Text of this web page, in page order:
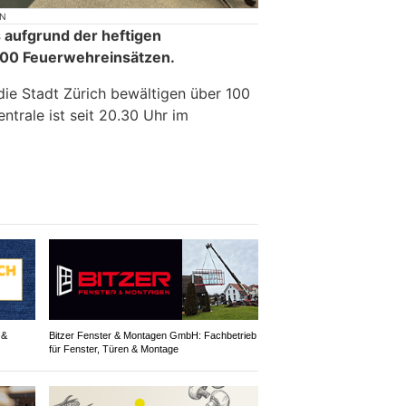
aufgrund der heftigen
Feuerwehreinsätzen.
Stadt Zürich bewältigen über 100
ist seit 20.30 Uhr im
Bitzer Fenster & Montagen GmbH: Fachbetrieb
für Fenster, Türen & Montage